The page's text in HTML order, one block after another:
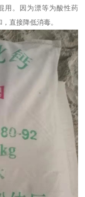
用。因为漂等为酸性药
直接降低消毒。